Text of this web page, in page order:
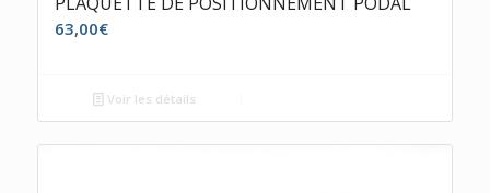
63,00€
Voir les détails